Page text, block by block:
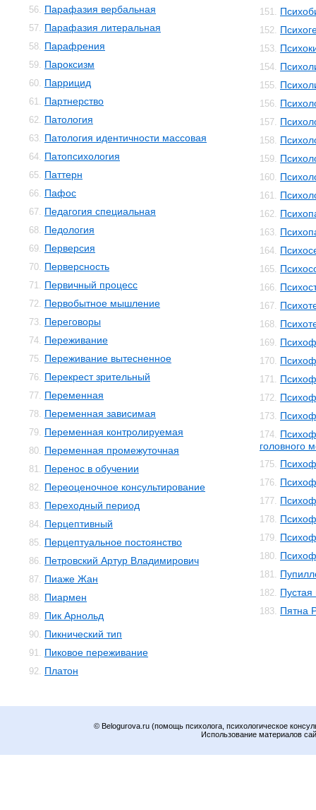
56. Парафазия вербальная
57. Парафазия литеральная
58. Парафрения
59. Пароксизм
60. Паррицид
61. Партнерство
62. Патология
63. Патология идентичности массовая
64. Патопсихология
65. Паттерн
66. Пафос
67. Педагогия специальная
68. Педология
69. Перверсия
70. Перверсность
71. Первичный процесс
72. Первобытное мышление
73. Переговоры
74. Переживание
75. Переживание вытесненное
76. Перекрест зрительный
77. Переменная
78. Переменная зависимая
79. Переменная контролируемая
80. Переменная промежуточная
81. Перенос в обучении
82. Переоценочное консультирование
83. Переходный период
84. Перцептивный
85. Перцептуальное постоянство
86. Петровский Артур Владимирович
87. Пиаже Жан
88. Пиармен
89. Пик Арнольд
90. Пикнический тип
91. Пиковое переживание
92. Платон
151.
152.
153.
154.
155.
156.
157.
158.
159.
160.
161.
162.
163.
164.
165.
166.
167.
168.
169.
170.
171.
172.
173.
174.
головного
175.
176.
177.
178.
179.
180.
181.
182. Пустая
183. Пятна
© Belogurova.ru (помощь психолога, психологическое
Использование материалов